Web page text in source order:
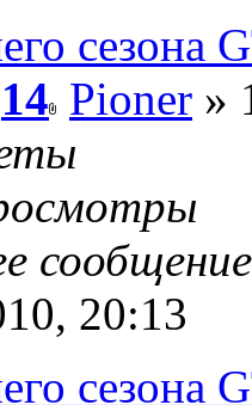
сезона
14 Pioner »
20:13
сезона